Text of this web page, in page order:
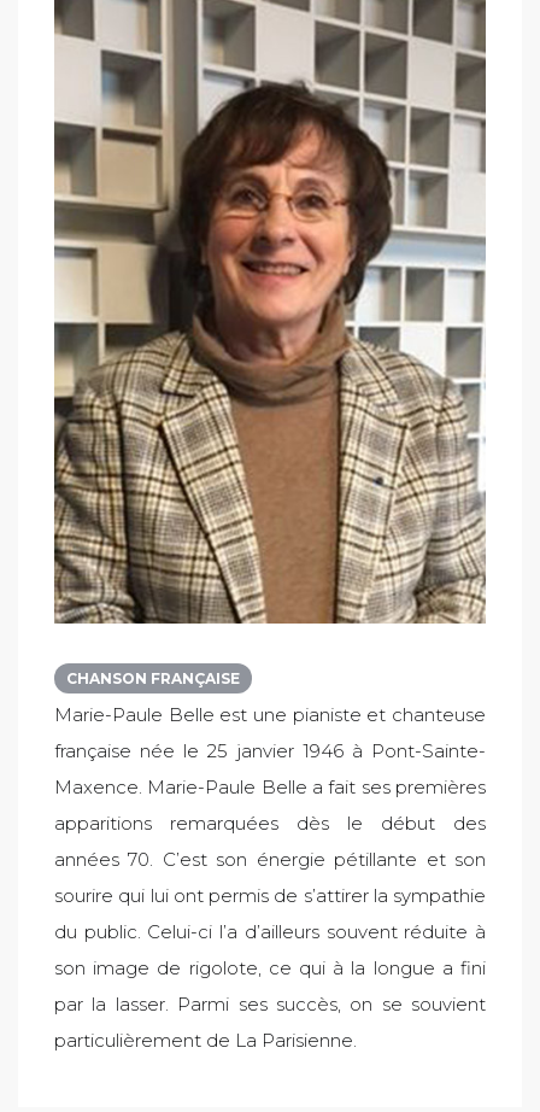
CHANSON FRANÇAISE
Marie-Paule Belle est une pianiste et chanteuse
française née le 25 janvier 1946 à Pont-Sainte-
Maxence. Marie-Paule Belle a fait ses premières
apparitions remarquées dès le début des
années 70. C’est son énergie pétillante et son
sourire qui lui ont permis de s’attirer la sympathie
du public. Celui-ci l’a d’ailleurs souvent réduite à
son image de rigolote, ce qui à la longue a fini
par la lasser. Parmi ses succès, on se souvient
particulièrement de La Parisienne.